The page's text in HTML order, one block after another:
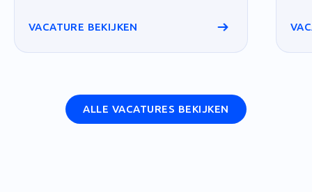
VACATURE BEKIJKEN
ALLE VACATURES BEKIJKEN